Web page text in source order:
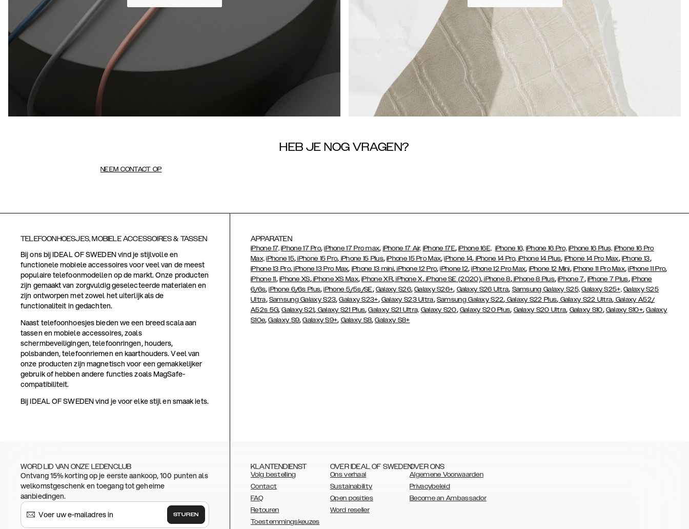
HEB JE NOG VRAGEN?
NEEM CONTACT OP
TELEFOONHOESJES, MOBIELE ACCESSOIRES & TASSEN
Bij ons bij IDEAL OF SWEDEN vind je stijlvolle en
functionele mobiele accessoires voor veel van de meest
populaire telefoonmodellen op de markt. Onze producten
zijn gemaakt van zorgvuldig geselecteerde materialen en
zijn ontworpen met zowel het uiterlijk als de
functionaliteit in gedachten.
Naast telefoonhoesjes bieden we een breed scala aan
tassen en mobiele accessoires, zoals
schermbeveiligingen, telefoonringen, houders,
polsbanden, telefoonriemen en kaarthouders. Veel van
onze producten zijn magnetisch voor een gemakkelijker
gebruik of hebben andere functies zoals MagSafe-
compatibiliteit.
Bij IDEAL OF SWEDEN vind je voor elke stijl en smaak iets.
APPARATEN
iPhone 17, iPhone 17 Pro,iPhone 17 Pro max, iPhone 17 Air, iPhone 17E,iPhone 16E, iPhone 16, iPhone 16 Pro, iPhone 16 Plus, iPhone 16 Pro
Max, iPhone 15, iPhone 15 Pro, iPhone 15 Plus,iPhone 15 Pro Max,iPhone 14, iPhone 14 Pro, iPhone 14 Plus, iPhone 14 Pro Max, iPhone 13,
iPhone 13 Pro, iPhone 13 Pro Max, iPhone 13 mini,iPhone 12 Pro,iPhone 12,iPhone 12 Pro Max, iPhone 12 Mini, iPhone 11 Pro Max,iPhone 11 Pro,
iPhone 11, iPhone XS,iPhone XS Max,iPhone XR,iPhone X,iPhone SE (2020),iPhone 8,iPhone 8 Plus,iPhone 7, iPhone 7 Plus, iPhone
6/6s,iPhone 6/6s Plus,iPhone 5/5s/SE, Galaxy S26,Galaxy S26+, Galaxy S26 Ultra, Samsung Galaxy S25, Galaxy S25+, Galaxy S25
Ultra, Samsung Galaxy S23,Galaxy S23+, Galaxy S23 Ultra, Samsung Galaxy S22, Galaxy S22 Plus, Galaxy S22 Ultra, Galaxy A52/
A52s 5G,Galaxy S21, Galaxy S21 Plus,Galaxy S21 Ultra, Galaxy S20, Galaxy S20 Plus, Galaxy S20 Ultra, Galaxy S10, Galaxy S10+,Galaxy
S10e,Galaxy S9,Galaxy S9+, Galaxy S8,Galaxy S8+
WORD LID VAN ONZE LEDENCLUB
Ontvang 15% korting op je eerste aankoop, 100 punten als
welkomstgeschenk en toegang tot geheime
aanbiedingen.
STUREN
KLANTENDIENST
Volg bestelling
Contact
FAQ
Retouren
Toestemmingskeuzes
OVER IDEAL OF SWEDEN
Ons verhaal
Sustainability
Open posities
Word reseller
OVER ONS
Algemene Voorwaarden
Privacybeleid
Become an Ambassador
AUSTRALIA